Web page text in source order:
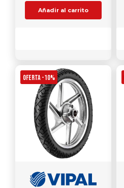
Añadir al carrito
OFERTA -10%